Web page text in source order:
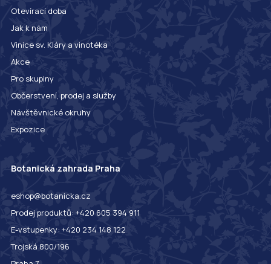
Otevírací doba
Jak k nám
Vinice sv. Kláry a vinotéka
Akce
Pro skupiny
Občerstvení, prodej a služby
Návštěvnické okruhy
Expozice
Botanická zahrada Praha
eshop@botanicka.cz
Prodej produktů: +420 605 394 911
E-vstupenky: +420 234 148 122
Trojská 800/196